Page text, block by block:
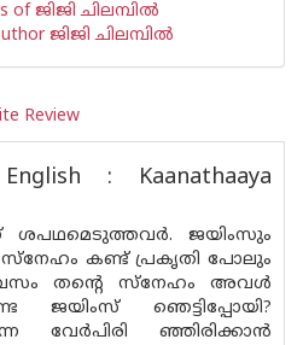
of ജിജി ചിലമ്പില്‍
ജിജി ചിലമ്പില്‍
Review
: Kaanathaaya
ശപഥമെടുത്തവർ. ജയിംസും
കണ്ട് പ്രകൃതി പോലും
തൻ്റെ സ്നേഹം അവൾ
ജയിംസ് ഞെട്ടിപ്പോയി?
വേർപിരി ഞ്ഞിരിക്കാൻ